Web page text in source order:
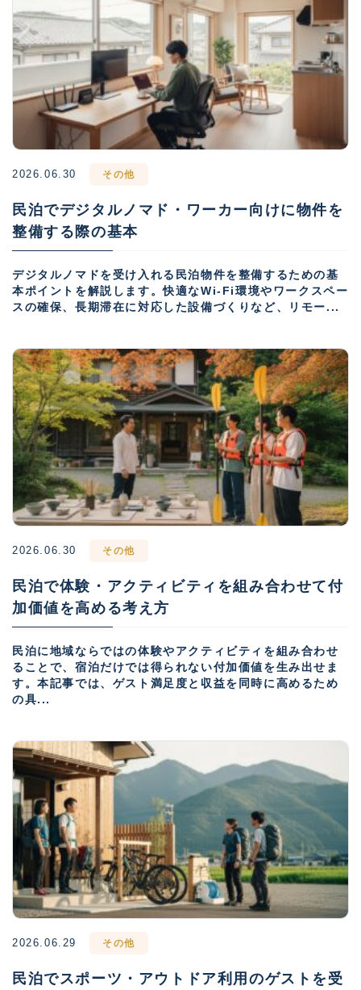
2026.06.30 その他
民泊でデジタルノマド・ワーカー向けに物件を
整備する際の基本
デジタルノマドを受け入れる民泊物件を整備するための基
本ポイントを解説します。快適なWi-Fi環境やワークスペー
スの確保、長期滞在に対応した設備づくりなど、リモー...
2026.06.30 その他
民泊で体験・アクティビティを組み合わせて付
加価値を高める考え方
民泊に地域ならではの体験やアクティビティを組み合わせ
ることで、宿泊だけでは得られない付加価値を生み出せま
す。本記事では、ゲスト満足度と収益を同時に高めるため
の具...
2026.06.29 その他
民泊でスポーツ・アウトドア利用のゲストを受